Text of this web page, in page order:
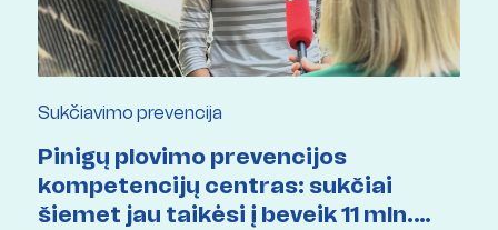
Sukčiavimo prevencija
Pinigų plovimo prevencijos
kompetencijų centras: sukčiai
šiemet jau taikėsi į beveik 11 mln.